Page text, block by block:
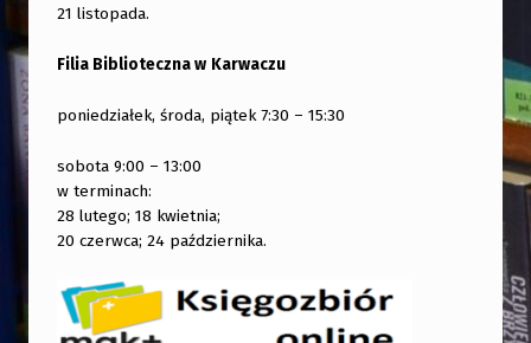
21 listopada.
Filia Biblioteczna w Karwaczu
poniedziałek, środa, piątek 7:30 – 15:30
sobota 9:00 – 13:00
w terminach:
28 lutego; 18 kwietnia;
20 czerwca; 24 października.